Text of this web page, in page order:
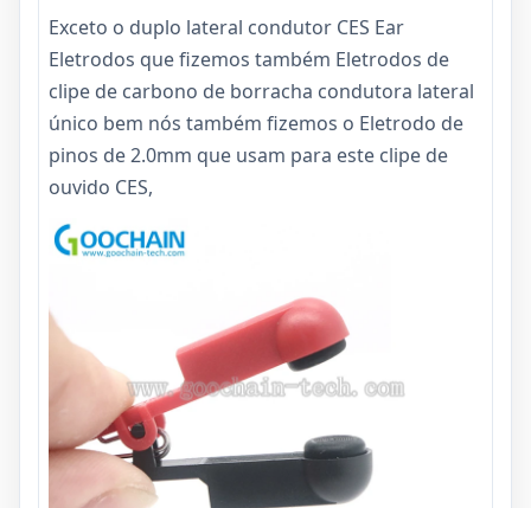
Exceto o duplo lateral condutor CES Ear
Eletrodos que fizemos também Eletrodos de
clipe de carbono de borracha condutora lateral
único bem nós também fizemos o Eletrodo de
pinos de 2.0mm que usam para este clipe de
ouvido CES,